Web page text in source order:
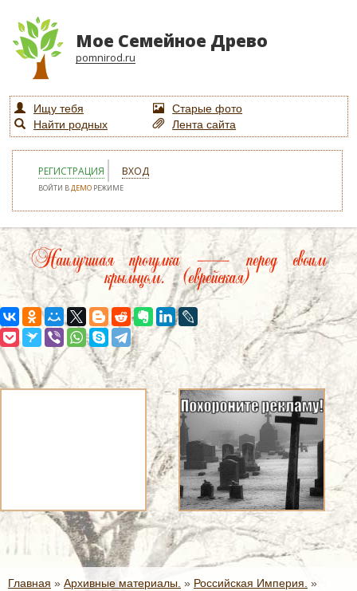
Мое Семейное Древо
pomnirod.ru
Ищу тебя
Старые фото
Найти родных
Лента сайта
РЕГИСТРАЦИЯ ВХОД
ВОЙТИ ВДЕМО РЕЖИМЕ
Наилучшая прогулка — перед своим
крыльцом. (еврейская)
Главная » Архивные материалы. » Российская Империя. »